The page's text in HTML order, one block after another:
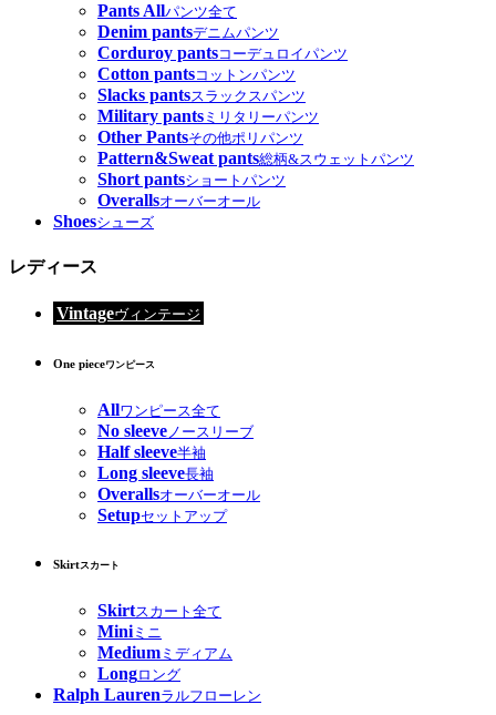
Pants Allパンツ全て
Denim pantsデニムパンツ
Corduroy pantsコーデュロイパンツ
Cotton pantsコットンパンツ
Slacks pantsスラックスパンツ
Military pants ミリタリーパンツ
Other Pantsその他ポリパンツ
Pattern&Sweat pants総柄&スウェットパンツ
Short pantsショートパンツ
Overallsオーバーオール
Shoesシューズ
レディース
Vintageヴィンテージ
One pieceワンピース
Allワンピース全て
No sleeve ノースリーブ
Half sleeve半袖
Long sleeve長袖
Overallsオーバーオール
Setupセットアップ
Skirtスカート
Skirtスカート全て
Miniミニ
Medium ミディアム
Longロング
Ralph Laurenラルフローレン